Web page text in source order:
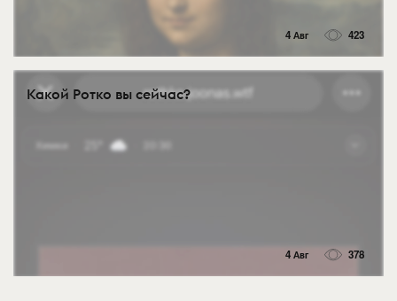
4 Авг 423
Какой Ротко вы сейчас?
4 Авг 378